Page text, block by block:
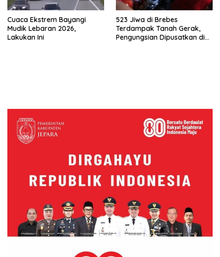
Cuaca Ekstrem Bayangi
Mudik Lebaran 2026,
Lakukan Ini
523 Jiwa di Brebes
Terdampak Tanah Gerak,
Pengungsian Dipusatkan di